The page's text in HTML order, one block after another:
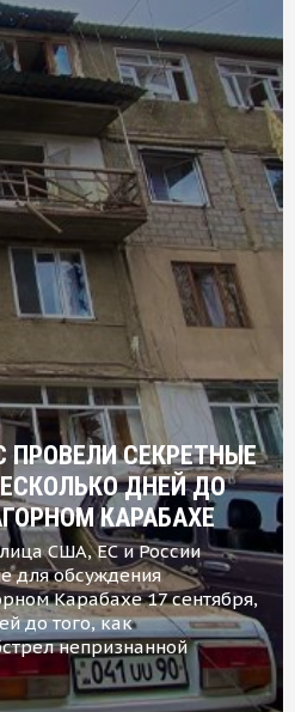
ПРОВЕЛИ СЕКРЕТНЫЕ
ДНЕЙ ДО
КАРАБАХЕ
США, ЕС и России
для обсуждения
Карабахе 17 сентября,
до того, как
непризнанной